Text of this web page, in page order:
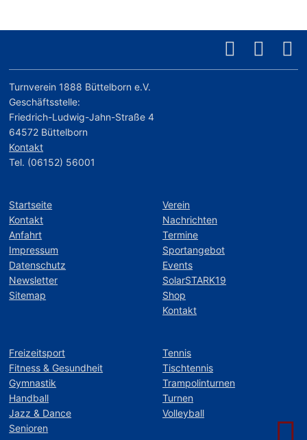
Turnverein 1888 Büttelborn e.V.
Geschäftsstelle:
Friedrich-Ludwig-Jahn-Straße 4
64572 Büttelborn
Kontakt
Tel. (06152) 56001
Startseite
Kontakt
Anfahrt
Impressum
Datenschutz
Newsletter
Sitemap
Verein
Nachrichten
Termine
Sportangebot
Events
SolarSTARK19
Shop
Kontakt
Freizeitsport
Fitness & Gesundheit
Gymnastik
Handball
Jazz & Dance
Senioren
Tennis
Tischtennis
Trampolinturnen
Turnen
Volleyball